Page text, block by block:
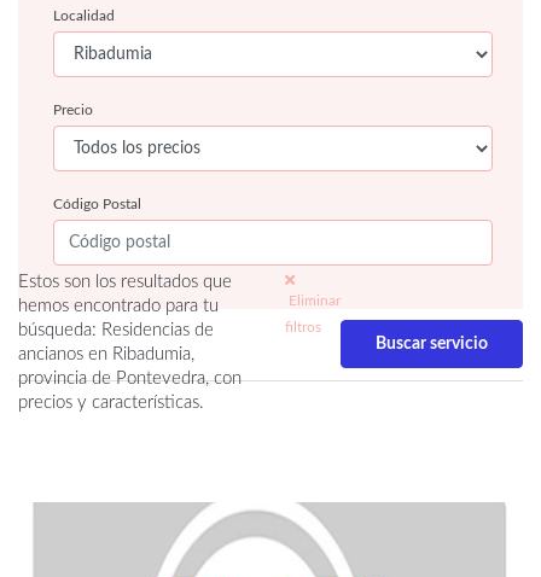
Localidad
Precio
Código Postal
Estos son los resultados que
hemos encontrado para tu
búsqueda: Residencias de
ancianos en Ribadumia,
provincia de Pontevedra, con
precios y características.
Eliminar
filtros